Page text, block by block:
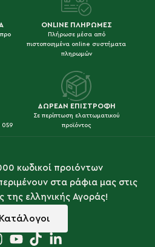
ONLINE ΠΛΗΡΩΜΕΣ
Πλήρωσε μέσα από
πιστοποιημένα online συστήματα
πληρωμών
059
ΔΩΡΕΑΝ ΕΠΙΣΤΡΟΦΗ
Σε περίπτωση ελαττωματικού
προϊόντος
κωδικοί προιόντων
στα ράφια μας στις
της ελληνικής Αγοράς!